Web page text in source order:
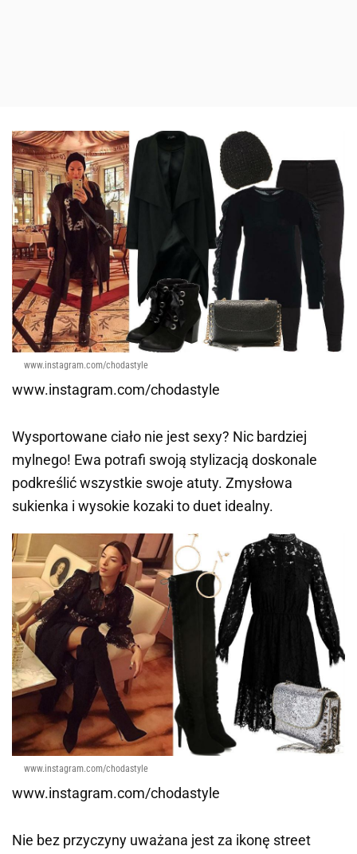
www.instagram.com/chodastyle
www.instagram.com/chodastyle
Wysportowane ciało nie jest sexy? Nic bardziej
mylnego! Ewa potrafi swoją stylizacją doskonale
podkreślić wszystkie swoje atuty. Zmysłowa
sukienka i wysokie kozaki to duet idealny.
www.instagram.com/chodastyle
www.instagram.com/chodastyle
Nie bez przyczyny uważana jest za ikonę street